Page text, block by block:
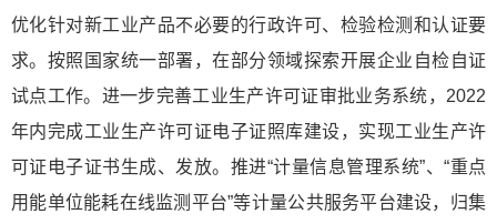
优化针对新工业产品不必要的行政许可、检验检测和认证要
求。按照国家统一部署，在部分领域探索开展企业自检自证
试点工作。进一步完善工业生产许可证审批业务系统，2022
年内完成工业生产许可证电子证照库建设，实现工业生产许
可证电子证书生成、发放。推进“计量信息管理系统”、“重点
用能单位能耗在线监测平台”等计量公共服务平台建设，归集